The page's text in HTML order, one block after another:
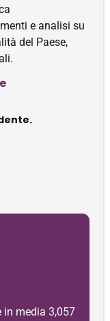
e analisi su
del Paese,
in media 3,057